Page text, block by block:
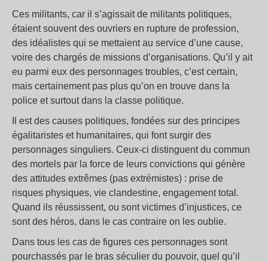
Ces militants, car il s’agissait de militants politiques,
étaient souvent des ouvriers en rupture de profession,
des idéalistes qui se mettaient au service d’une cause,
voire des chargés de missions d’organisations. Qu’il y ait
eu parmi eux des personnages troubles, c’est certain,
mais certainement pas plus qu’on en trouve dans la
police et surtout dans la classe politique.
Il est des causes politiques, fondées sur des principes
égalitaristes et humanitaires, qui font surgir des
personnages singuliers. Ceux-ci distinguent du commun
des mortels par la force de leurs convictions qui génère
des attitudes extrêmes (pas extrémistes) : prise de
risques physiques, vie clandestine, engagement total.
Quand ils réussissent, ou sont victimes d’injustices, ce
sont des héros, dans le cas contraire on les oublie.
Dans tous les cas de figures ces personnages sont
pourchassés par le bras séculier du pouvoir, quel qu’il